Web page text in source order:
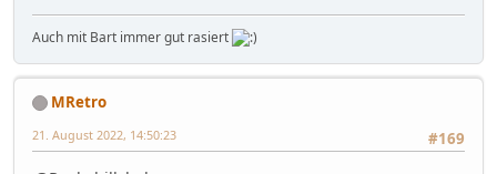
Auch mit Bart immer gut rasiert
MRetro
#169
21. August 2022, 14:50:23